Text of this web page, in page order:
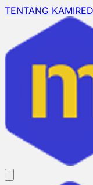
TENTANG KAMI